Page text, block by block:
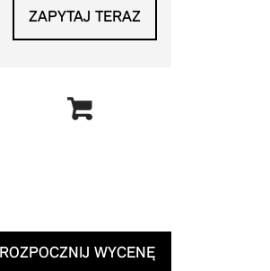
ZAPYTAJ TERAZ
ROZPOCZNIJ WYCENĘ